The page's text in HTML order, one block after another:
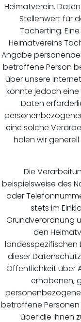
Heimatverein.
Stellenwert für
Tacherting.
Heimatvereins
Angabe
betroffene Person
über unsere
könnte jedoch
Daten
eine solche
holen wir
Die
beispielsweise des
oder
stets im
Grundverordnung
den
landesspezifischen
dieser
Öffentlichkeit über
erhobenen,
betroffene
über die ihnen